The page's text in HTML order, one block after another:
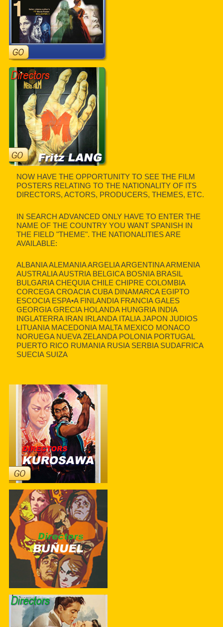
NOW HAVE THE OPPORTUNITY TO SEE THE FILM
POSTERS RELATING TO THE NATIONALITY OF ITS
DIRECTORS, ACTORS, PRODUCERS, THEMES, ETC.
IN SEARCH ADVANCED ONLY HAVE TO ENTER THE
NAME OF THE COUNTRY YOU WANT SPANISH IN
THE FIELD "THEME". THE NATIONALITIES ARE
AVAILABLE:
ALBANIA ALEMANIA ARGELIA ARGENTINA ARMENIA
AUSTRALIA AUSTRIA BELGICA BOSNIA BRASIL
BULGARIA CHEQUIA CHILE CHIPRE COLOMBIA
CORCEGA CROACIA CUBA DINAMARCA EGIPTO
ESCOCIA ESPA•A FINLANDIA FRANCIA GALES
GEORGIA GRECIA HOLANDA HUNGRIA INDIA
INGLATERRA IRAN IRLANDA ITALIA JAPON JUDIOS
LITUANIA MACEDONIA MALTA MEXICO MONACO
NORUEGA NUEVA ZELANDA POLONIA PORTUGAL
PUERTO RICO RUMANIA RUSIA SERBIA SUDAFRICA
SUECIA SUIZA